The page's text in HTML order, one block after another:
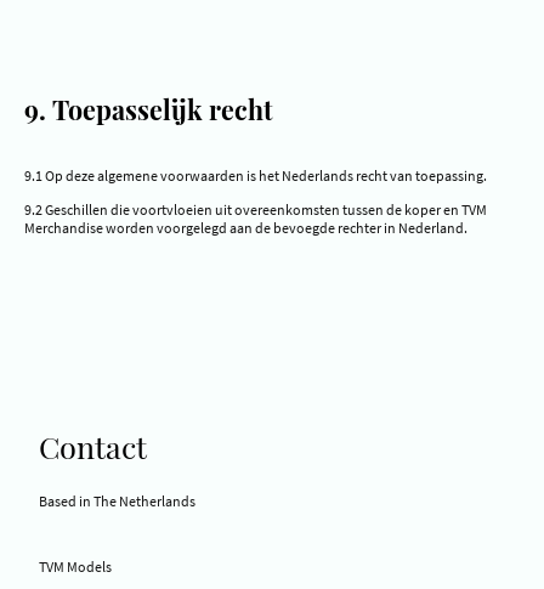
9. Toepasselijk recht
9.1 Op deze algemene voorwaarden is het Nederlands recht van toepassing.
9.2 Geschillen die voortvloeien uit overeenkomsten tussen de koper en TVM
Merchandise worden voorgelegd aan de bevoegde rechter in Nederland.
Contact
Based in The Netherlands
TVM Models